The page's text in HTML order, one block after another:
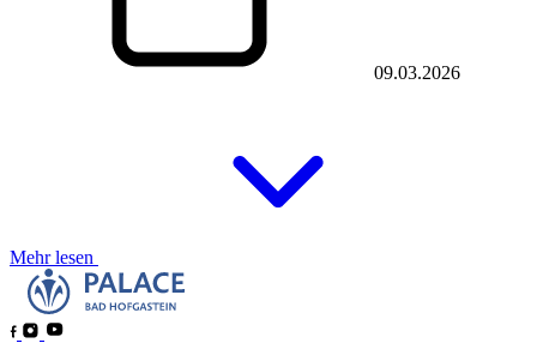
09.03.2026
Mehr lesen